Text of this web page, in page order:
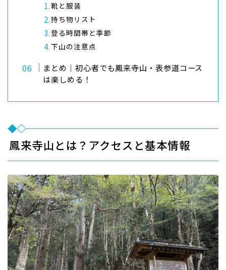
靴と服装
持ち物リスト
登る時間帯と季節
下山の注意点
まとめ｜初心者でも鳳来寺山・表参道コース
は楽しめる！
鳳来寺山とは？アクセスと基本情報